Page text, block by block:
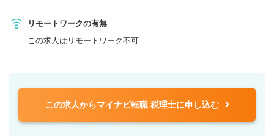
リモートワークの有無
この求人はリモートワーク不可
この求人からマイナビ転職 税理士に申し込む